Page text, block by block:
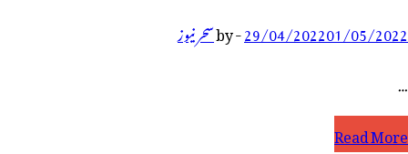
29/04/202201/05/2022
-
byسحر نیوز
…
تانڈور
Read More